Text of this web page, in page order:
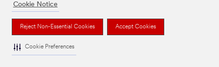
Cookie Notice
Reject Non-Essential Cookies Accept Cookies
Cookie Preferences